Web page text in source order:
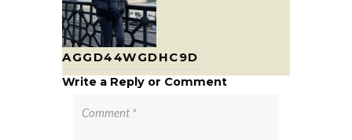
AGGD44WGDHC9D
Write a Reply or Comment